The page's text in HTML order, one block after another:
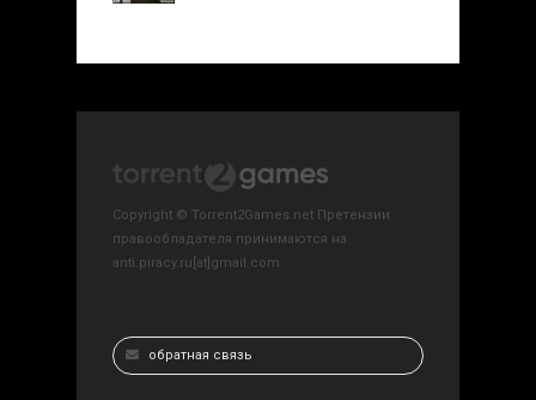
Copyright © Torrent2Games.net Претензии
правообладателя принимаются на
anti.piracy.ru[at]gmail.com
обратная связь